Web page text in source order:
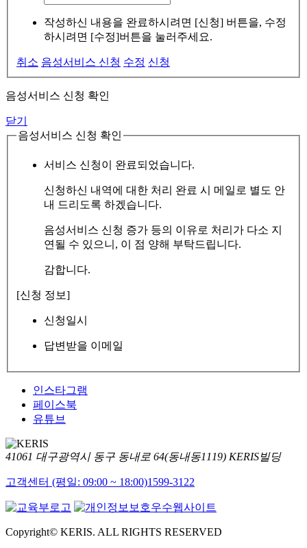
작성하신 내용을 완료하시려면 [신청] 버튼을, 수정
하시려면 [수정]버튼을 눌러주세요.
취소 음성서비스 신청 수정 신청
음성서비스 신청 확인
닫기
음성서비스 신청 확인
서비스 신청이 완료되었습니다.
신청하신 내역에 대한 처리 완료 시 메일로 별도 안
내 드리도록 하겠습니다.
음성서비스 신청 증가 등의 이유로 처리가 다소 지
연될 수 있으니, 이 점 양해 부탁드립니다.
감합니다.
[신청 정보]
신청일시
답변받을 이메일
인스타그램
페이스북
유튜브
41061 대구광역시 동구 동내로 64(동내동1119) KERIS빌딩
고객센터 (평일: 09:00 ~ 18:00)1599-3122
Copyright© KERIS. ALL RIGHTS RESERVED